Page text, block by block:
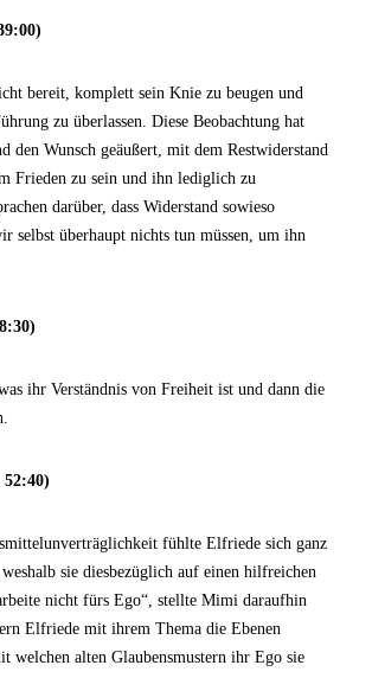
bereit, komplett sein Knie zu beugen und
zu überlassen. Diese Beobachtung hat
den Wunsch geäußert, mit dem Restwiderstand
Frieden zu sein und ihn lediglich zu
darüber, dass Widerstand sowieso
selbst überhaupt nichts tun müssen, um ihn
ihr Verständnis von Freiheit ist und dann die
fühlte Elfriede sich ganz
sie diesbezüglich auf einen hilfreichen
nicht fürs Ego“, stellte Mimi daraufhin
Elfriede mit ihrem Thema die Ebenen
welchen alten Glaubensmustern ihr Ego sie